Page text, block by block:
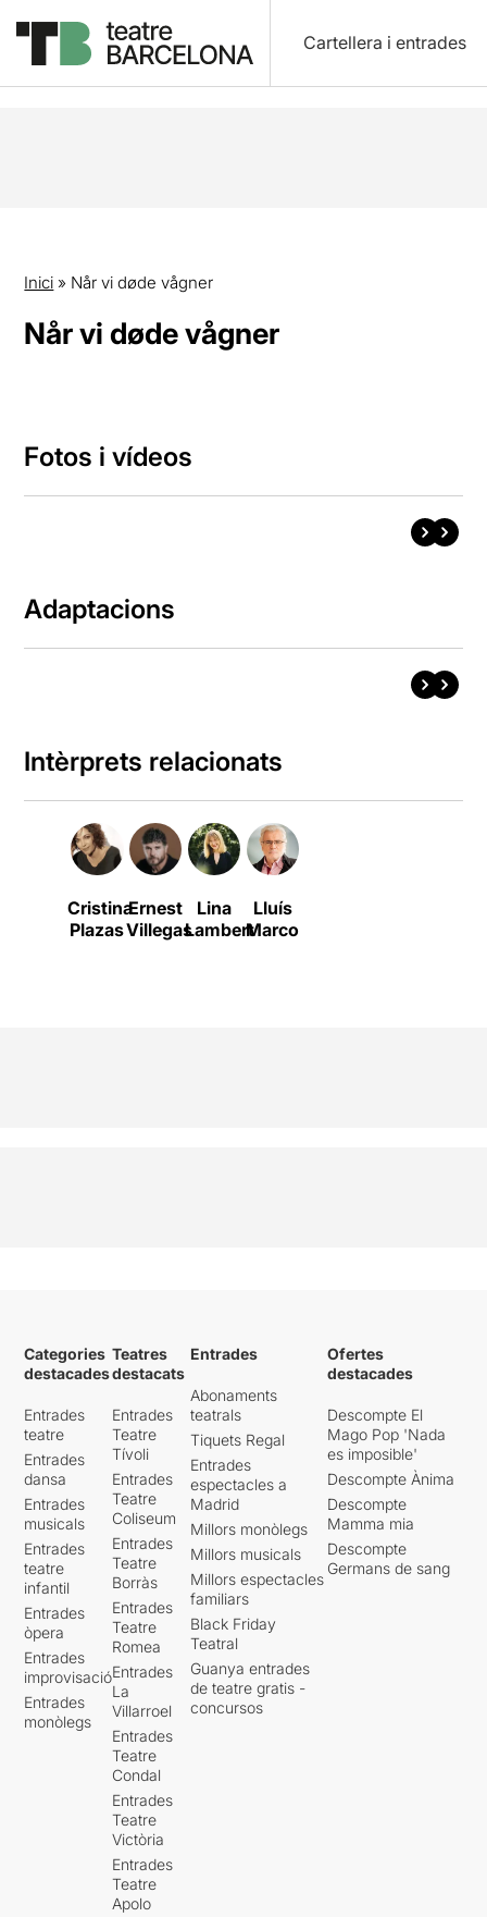
Cartellera i entrades
Inici » Når vi døde vågner
Når vi døde vågner
Fotos i vídeos
Adaptacions
Intèrprets relacionats
Cristina
Plazas
Ernest
Villegas
Lina
Lambert
Lluís
Marco
Categories
destacades
Entrades
teatre
Entrades
dansa
Entrades
musicals
Entrades
teatre
infantil
Entrades
òpera
Entrades
improvisació
Entrades
monòlegs
Teatres
destacats
Entrades
Teatre
Tívoli
Entrades
Teatre
Coliseum
Entrades
Teatre
Borràs
Entrades
Teatre
Romea
Entrades
La
Villarroel
Entrades
Teatre
Condal
Entrades
Teatre
Victòria
Entrades
Teatre
Apolo
Entrades
Abonaments
teatrals
Tiquets Regal
Entrades
espectacles a
Madrid
Millors monòlegs
Millors musicals
Millors espectacles
familiars
Black Friday
Teatral
Guanya entrades
de teatre gratis -
concursos
Ofertes
destacades
Descompte El
Mago Pop 'Nada
es imposible'
Descompte Ànima
Descompte
Mamma mia
Descompte
Germans de sang